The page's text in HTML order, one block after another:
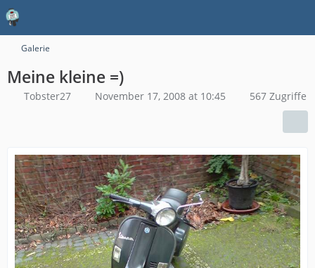
Galerie
Meine kleine =)
Tobster27 November 17, 2008 at 10:45 567 Zugriffe